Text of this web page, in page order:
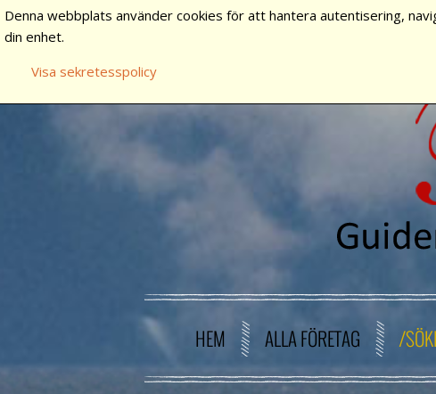
HEM ALLA FÖRETAG /
Denna webbplats använder cookies för att hantera autentisering,
din enhet.
Visa sekretesspolicy